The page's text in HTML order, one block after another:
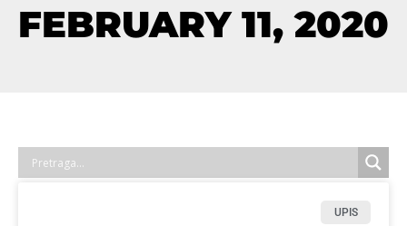
FEBRUARY 11, 2020
UPIS